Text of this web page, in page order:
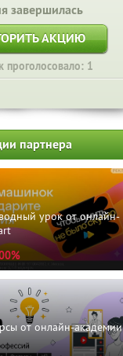
завершилась
АКЦИЮ
проголосовало: 1
партнера
урок от онлайн-
от онлайн-академии